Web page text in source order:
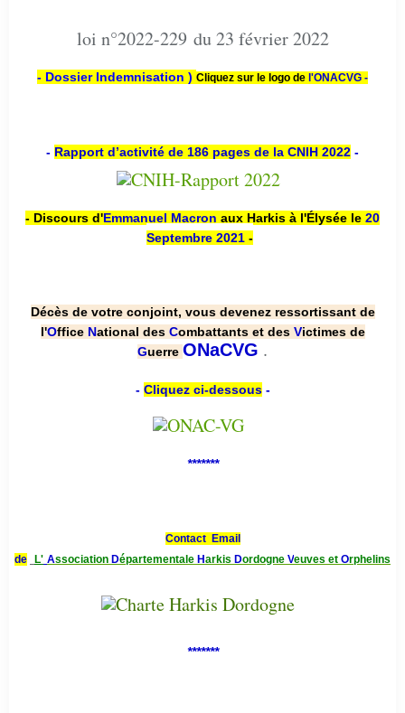
loi n°2022-229 du 23 février 2022
- Dossier Indemnisation ) Cliquez sur le logo de l'ONACVG -
- Rapport d’activité de 186 pages de la CNIH 2022 -
- Discours d'Emmanuel Macron aux Harkis à l'Élysée le 20
Septembre 2021 -
Décès de votre conjoint, vous devenez ressortissant de
l'Office National des Combattants et des Victimes de
Guerre ONaCVG .
- Cliquez ci-dessous-
*******
Contact Email
de L' Association Départementale Harkis Dordogne Veuves et Orphelins
*******